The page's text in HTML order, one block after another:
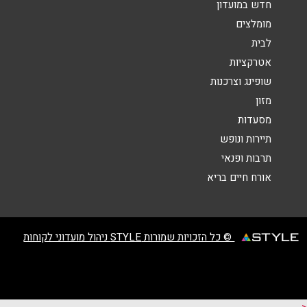
חדש במועדון
מומלצים
לבית
אטרקציות
שופינג וצרכנות
מזון
מסעדות
תיירות ונופש
תרבות ופנאי
אורח חיים בריא
© כל הזכויות שמורות STYLE ניהול מועדוני לקוחות